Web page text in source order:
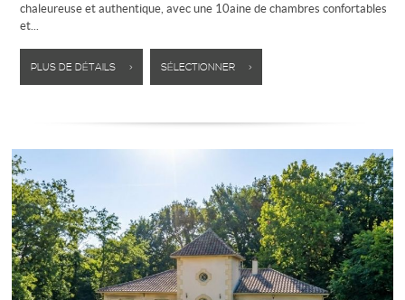
chaleureuse et authentique, avec une 10aine de chambres confortables
et...
PLUS DE DÉTAILS > SÉLECTIONNER >